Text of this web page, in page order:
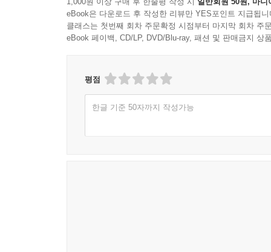
eBook은 다운로드 후 작성한 리뷰만 YES포인트 지급됩니
클래스는 첫번째 회차 주문확정 시점부터 마지막 회차 주
eBook 페이백, CD/LP, DVD/Blu-ray, 패션 및 판매금지 상
평점
한글 기준 50자까지 작성가능